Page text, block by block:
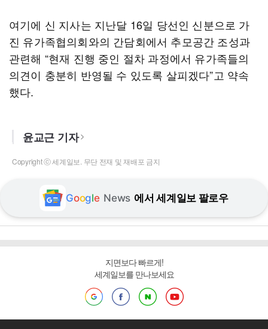
여기에 신 지사는 지난달 16일 당선인 신분으로 가
진 유가족협의회와의 간담회에서 추모공간 조성과
관련해 “현재 진행 중인 절차 과정에서 유가족들의
의견이 충분히 반영될 수 있도록 살피겠다”고 약속
했다.
윤교근 기자
Copyright ⓒ 세계일보. 무단 전재 및 재배포 금지
Google News 에서 세계일보 팔로우
지면보다 빠르게!
세계일보를 만나보세요